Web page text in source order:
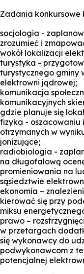
Zadania konkursowe
socjologia -
zrozumieć i
wokół lokalizacji
turystyka -
turystycznego gminy
elektrowni jądrowej;
komunikacja
komunikacyjnych
gdzie planuje się
fizyka - oszacowaniu
otrzymanych w
jonizujące;
radiobiologia -
na długofalową
promieniowania na
sąsiedztwie
ekonomia –
kierować się przy
miksu
prawo –
w przetargach
się wykonawcy do
podwykonawcom z
potencjalnej